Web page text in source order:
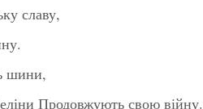
славу,
шини,
Продовжують свою війну.